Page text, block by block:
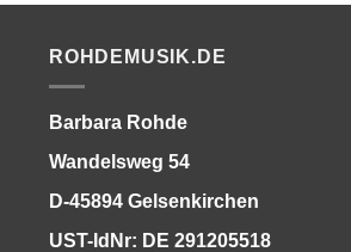
ROHDEMUSIK.DE
Barbara Rohde
Wandelsweg 54
D-45894 Gelsenkirchen
UST-IdNr: DE 291205518